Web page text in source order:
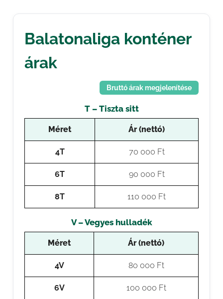
Balatonaliga konténer
árak
Bruttó árak megjelenítése
T – Tiszta sitt
Méret Ár (nettó)
4T 70 000 Ft
6T 90 000 Ft
8T 110 000 Ft
V – Vegyes hulladék
Méret Ár (nettó)
4V 80 000 Ft
6V 100 000 Ft